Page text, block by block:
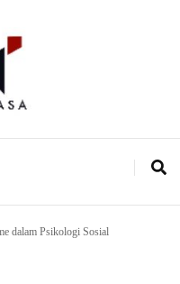
dalam Psikologi Sosial